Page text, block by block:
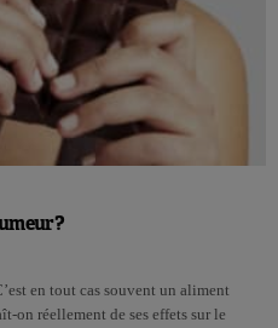
en tout cas souvent un aliment
on réellement de ses effets sur le